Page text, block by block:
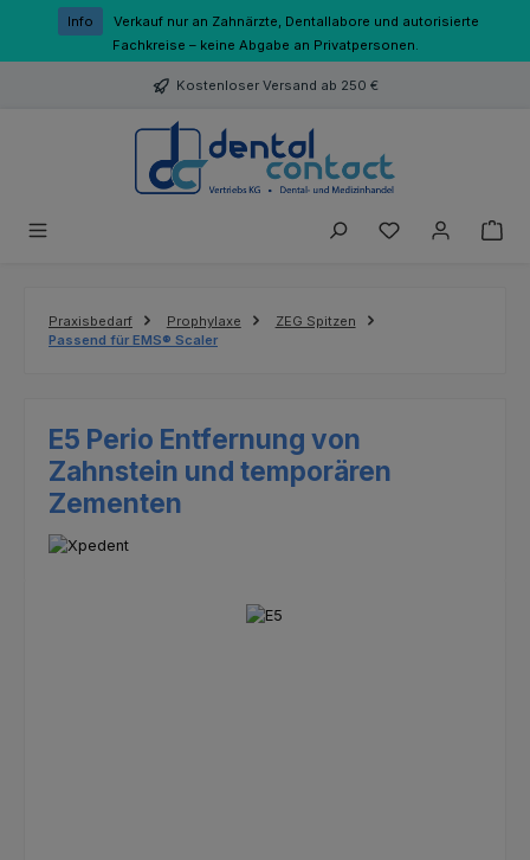
Zum Hauptinhalt springen
Info
Verkauf nur an Zahnärzte, Dentallabore und autorisierte
Fachkreise – keine Abgabe an Privatpersonen.
Kostenloser Versand ab 250 €
Du hast 0
Praxisbedarf Prophylaxe
ZEG Spitzen
Passend für EMS® Scaler
E5 Perio Entfernung von
Zahnstein und temporären
Zementen